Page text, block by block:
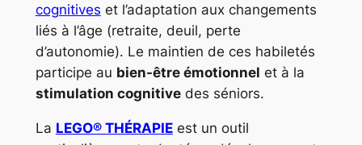
cognitives et l’adaptation aux changements
liés à l’âge (retraite, deuil, perte
d’autonomie). Le maintien de ces habiletés
participe au bien-être émotionnel et à la
stimulation cognitivedes séniors.
La LEGO® THÉRAPIEest un outil